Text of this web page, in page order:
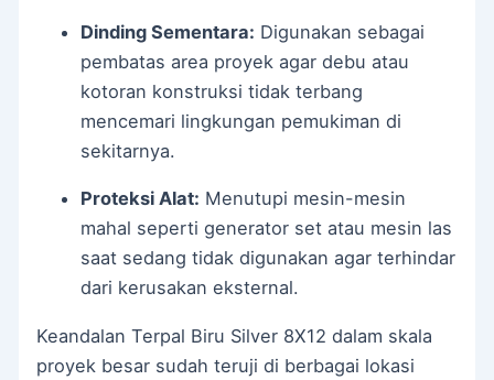
Dinding Sementara: Digunakan sebagai
pembatas area proyek agar debu atau
kotoran konstruksi tidak terbang
mencemari lingkungan pemukiman di
sekitarnya.
Proteksi Alat: Menutupi mesin-mesin
mahal seperti generator set atau mesin las
saat sedang tidak digunakan agar terhindar
dari kerusakan eksternal.
Keandalan Terpal Biru Silver 8X12 dalam skala
proyek besar sudah teruji di berbagai lokasi